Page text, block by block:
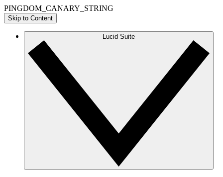
PINGDOM_CANARY_STRING
Skip to Content
Lucid Suite